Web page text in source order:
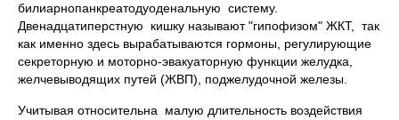
билиарнопанкреатодуоденальную систему.
Двенадцатиперстную кишку называют "гипофизом" ЖКТ, так
как именно здесь вырабатываются гормоны, регулирующие
секреторную и моторно-эвакуаторную функции желудка,
желчевыводящих путей (ЖВП), поджелудочной железы.
Учитывая относительна малую длительность воздействия